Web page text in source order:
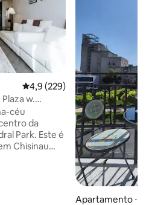
4,9 de uma avaliação média de
4,9 (229)
w.
céu
da
Park. Este é
Chisinau
Apartamento ⋅